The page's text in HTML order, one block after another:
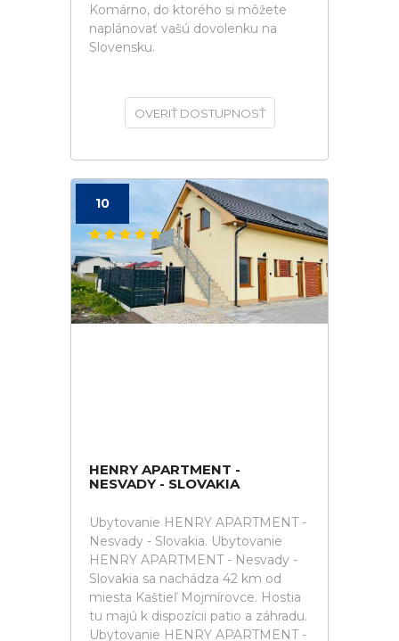
Komárno, do ktorého si môžete
naplánovať vašú dovolenku na
Slovensku.
OVERIŤ DOSTUPNOSŤ
10
HENRY APARTMENT -
NESVADY - SLOVAKIA
Ubytovanie HENRY APARTMENT -
Nesvady - Slovakia. Ubytovanie
HENRY APARTMENT - Nesvady -
Slovakia sa nachádza 42 km od
miesta Kaštieľ Mojmírovce. Hostia
tu majú k dispozícii patio a záhradu.
Ubytovanie HENRY APARTMENT -